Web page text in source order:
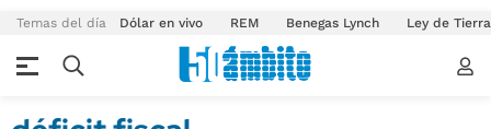
Temas del día Dólar en vivo REM Benegas Lynch Ley de